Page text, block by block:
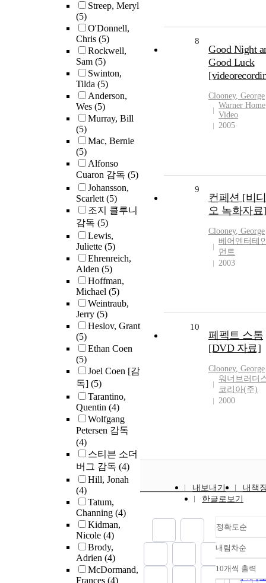
Streep, Meryl
(5)
O'Donnell,
Chris (5)
Rockwell,
Sam (5)
Swinton,
Tilda (5)
Anderson,
Wes (5)
Murray, Bill
(5)
Mac, Bernie
(5)
Alfonso
Cuaron 감독 (5)
Johansson,
Scarlett(5)
조지 클루니
감독 (5)
Lewis,
Juliette (5)
Ehrenreich,
Alden (5)
Hoffman,
Michael (5)
Weintraub,
Jerry (5)
Heslov, Grant
(5)
Ethan Coen
(5)
Joel Coen [감
독] (5)
Tarantino,
Quentin (4)
Wolfgang
Petersen 감독
(4)
스티븐 소더
버그 감독 (4)
Hill, Jonah
(4)
Tatum,
Channing (4)
Kidman,
Nicole (4)
Brody,
Adrien (4)
McDormand,
Frances (4)
8
Good Night
Good Luck
Clooney, George
Warner Home
Video
2005
9
컨페션 [비디
오 녹화자료]
Clooney, George
베어엔터테
먼트
2003
10
페펙트 스톰
[DVD 자료]
Clooney, George
워너브러더
코리아(주)
2000
내보내기
내책
한글로보기
정확도순
정확
순
인기
내림차순
내림
10개씩 출력